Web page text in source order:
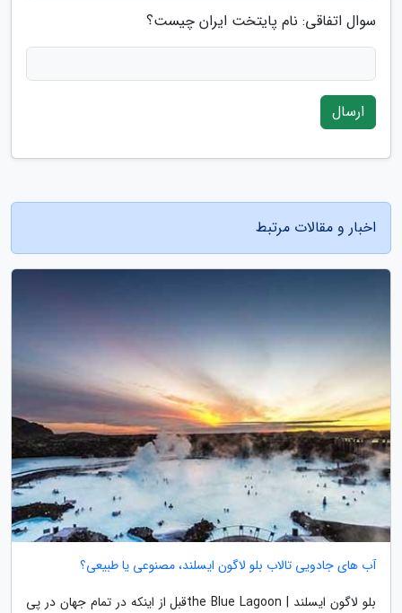
سوال اتفاقی: نام پایتخت ایران چیست؟
ارسال
اخبار و مقالات مرتبط
آب های جادویی تالاب بلو لاگون ایسلند، مصنوعی یا طبیعی؟
بلو لاگون ایسلند | the Blue Lagoonقبل از اینکه در تمام جهان در پی